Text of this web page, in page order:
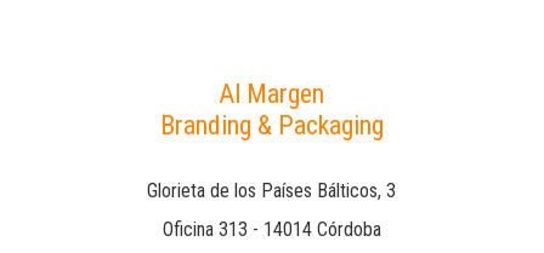
Al Margen
Branding & Packaging
Glorieta de los Países Bálticos, 3
Oficina 313 - 14014 Córdoba